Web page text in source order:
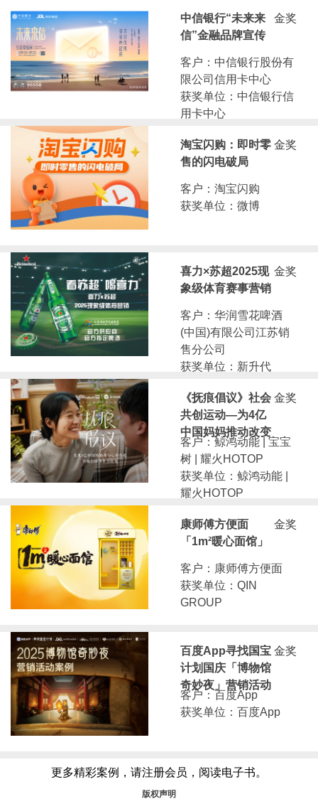
金奖
中信银行“未来来
信”金融品牌宣传
客户：中信银行股份有
限公司信用卡中心
获奖单位：中信银行信
用卡中心
金奖
淘宝闪购：即时零
售的闪电破局
客户：淘宝闪购
获奖单位：微博
金奖
喜力×苏超2025现
象级体育赛事营销
客户：华润雪花啤酒
(中国)有限公司江苏销
售分公司
获奖单位：新升代
金奖
《抚痕倡议》社会
共创运动—为4亿
中国妈妈推动改变
客户：鲸鸿动能 | 宝宝
树 | 耀火HOTOP
获奖单位：鲸鸿动能 |
耀火HOTOP
金奖
康师傅方便面
「1m²暖心面馆」
客户：康师傅方便面
获奖单位：QIN
GROUP
金奖
百度App寻找国宝
计划国庆「博物馆
奇妙夜」营销活动
客户：百度App
获奖单位：百度App
更多精彩案例，请注册会员，阅读电子书。
版权声明